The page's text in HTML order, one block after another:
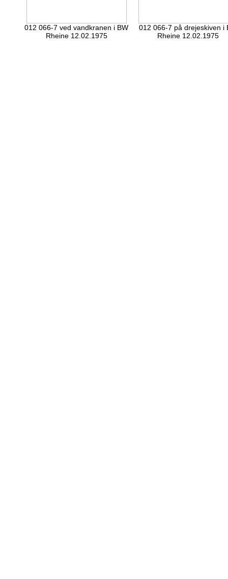
012 066-7 ved vandkranen i BW
Rheine 12.02.1975
012 066-7 på drejeskiven i
Rheine 12.02.1975